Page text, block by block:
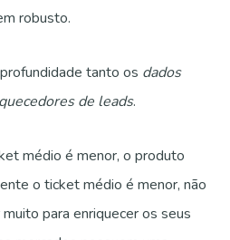
robusto.
tanto os dados
de leads.
médio é menor, o produto
o ticket médio é menor, não
para enriquecer os seus